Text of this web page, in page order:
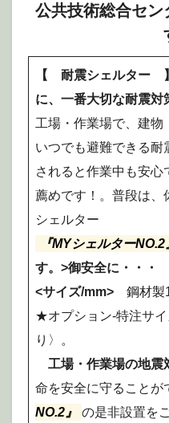
公共技術総合セ
【 耐震シェルター
に、一番大切な耐震
工場・作業場で、建
いつでも避難できる
されると作業中も安心
薦めです！。普段は
シェルター
『MYシェルターNO.2
す。>御安全に・・・
<サイズ/mm> 鋼材
★オプション-特注サ
り〉。
工場・作業場の地震
命を安全に守ることが
NO.2』
の是非設置を